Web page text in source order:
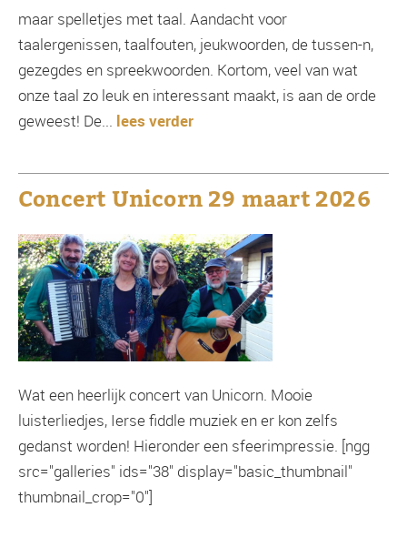
maar spelletjes met taal. Aandacht voor
taalergenissen, taalfouten, jeukwoorden, de tussen-n,
gezegdes en spreekwoorden. Kortom, veel van wat
onze taal zo leuk en interessant maakt, is aan de orde
geweest! De... lees verder
Concert Unicorn 29 maart 2026
Wat een heerlijk concert van Unicorn. Mooie
luisterliedjes, Ierse fiddle muziek en er kon zelfs
gedanst worden! Hieronder een sfeerimpressie. [ngg
src="galleries" ids="38" display="basic_thumbnail"
thumbnail_crop="0"]